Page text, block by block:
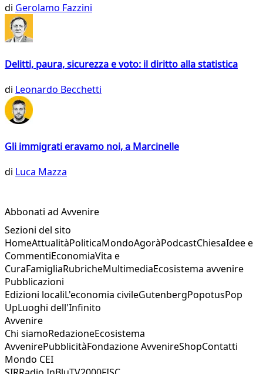
di Gerolamo Fazzini
Delitti, paura, sicurezza e voto: il diritto alla statistica
di Leonardo Becchetti
Gli immigrati eravamo noi, a Marcinelle
di Luca Mazza
Abbonati ad Avvenire
Sezioni del sito
HomeAttualitàPoliticaMondoAgoràPodcastChiesaIdee e
CommentiEconomiaVita e
CuraFamigliaRubricheMultimediaEcosistema avvenire
Pubblicazioni
Edizioni localiL'economia civileGutenbergPopotusPop
UpLuoghi dell'Infinito
Avvenire
Chi siamoRedazioneEcosistema
AvvenirePubblicitàFondazione AvvenireShopContatti
Mondo CEI